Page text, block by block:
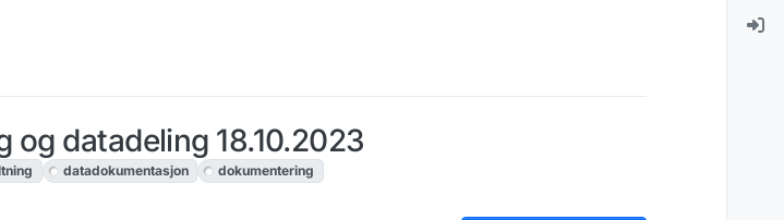
datadeling 18.10.2023
datadokumentasjon
dokumentering